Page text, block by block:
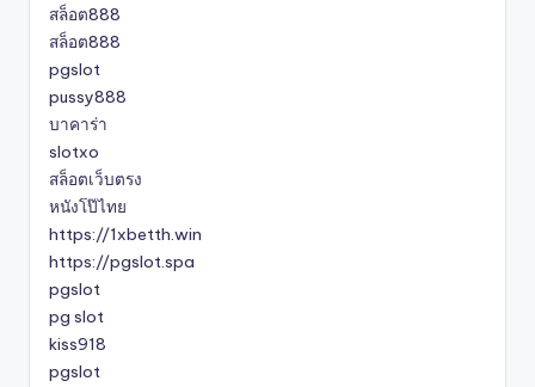
สล็อต888
สล็อต888
pgslot
pussy888
บาคาร่า
slotxo
สล็อตเว็บตรง
หนังโป๊ไทย
https://1xbetth.win
https://pgslot.spa
pgslot
pg slot
kiss918
pgslot